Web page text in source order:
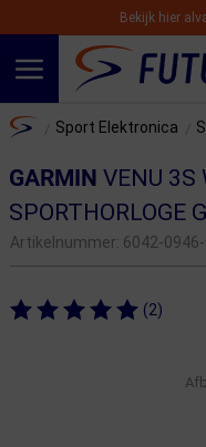
Bekijk hier
Home Sport Elektronica
GARMIN VENU 3S
SPORTHORLOGE
Artikelnummer: 6042-
(2)